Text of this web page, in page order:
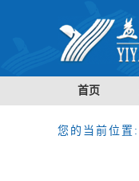
首页
您的当前位置: